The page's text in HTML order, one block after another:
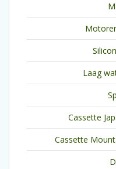
Laag
Cassette
Cassette